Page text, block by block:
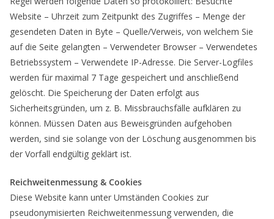
Website – Uhrzeit zum Zeitpunkt des Zugriffes – Menge der
gesendeten Daten in Byte – Quelle/Verweis, von welchem Sie
auf die Seite gelangten – Verwendeter Browser – Verwendetes
Betriebssystem – Verwendete IP-Adresse. Die Server-Logfiles
werden für maximal 7 Tage gespeichert und anschließend
gelöscht. Die Speicherung der Daten erfolgt aus
Sicherheitsgründen, um z. B. Missbrauchsfälle aufklären zu
können. Müssen Daten aus Beweisgründen aufgehoben
werden, sind sie solange von der Löschung ausgenommen bis
der Vorfall endgültig geklärt ist.
Reichweitenmessung & Cookies
Diese Website kann unter Umständen Cookies zur
pseudonymisierten Reichweitenmessung verwenden, die